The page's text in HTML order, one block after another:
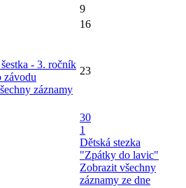
9
16
- 3. ročník
závodu
záznamy
23
30
1
Dětská stezka
"Zpátky do lavic"
Zobrazit všechny
záznamy ze dne